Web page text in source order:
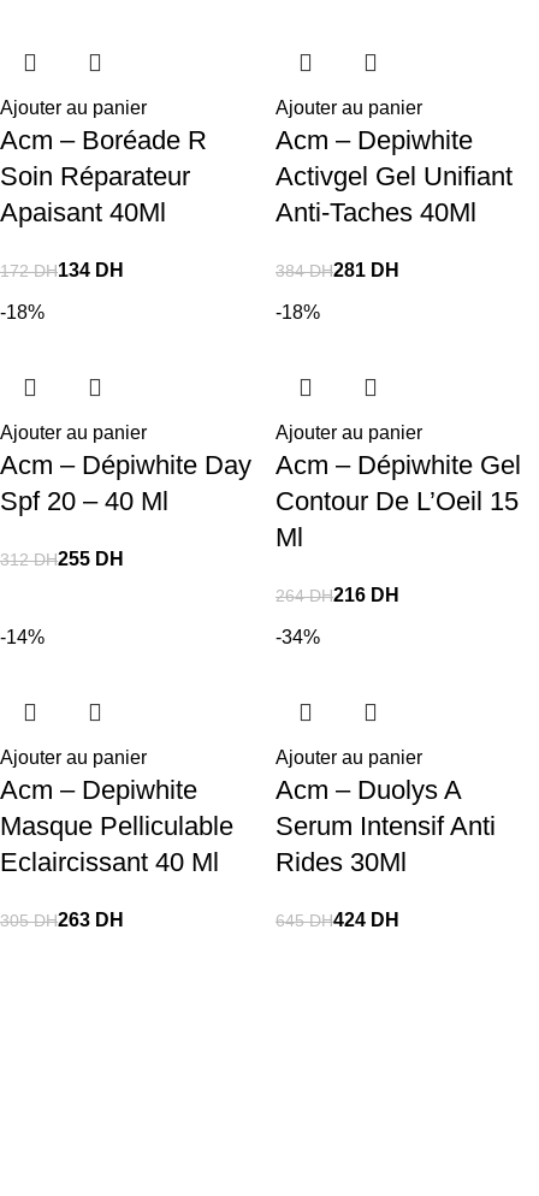
Ajouter au panier
Acm – Boréade R
Soin Réparateur
Apaisant 40Ml
172DH134 DH
Ajouter au panier
Acm – Depiwhite
Activgel Gel Unifiant
Anti-Taches 40Ml
384DH281 DH
-18%
Ajouter au panier
Acm – Dépiwhite Day
Spf 20 – 40 Ml
312DH255 DH
-18%
Ajouter au panier
Acm – Dépiwhite Gel
Contour De L’Oeil 15
Ml
264DH216 DH
-14%
Ajouter au panier
Acm – Depiwhite
Masque Pelliculable
Eclaircissant 40 Ml
305DH263 DH
-34%
Ajouter au panier
Acm – Duolys A
Serum Intensif Anti
Rides 30Ml
645DH424 DH